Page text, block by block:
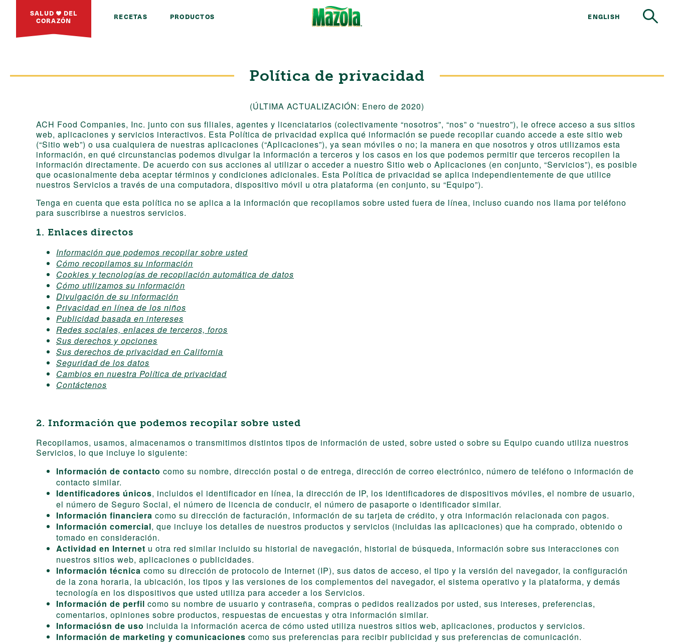
SALUD DEL
CORAZÓN RECETAS PRODUCTOS ENGLISH
Política de privacidad
(ÚLTIMA ACTUALIZACIÓN: Enero de 2020)
ACH Food Companies, Inc. junto con sus filiales, agentes y licenciatarios (colectivamente “nosotros”, “nos” o “nuestro”), le ofrece acceso a sus sitios
web, aplicaciones y servicios interactivos. Esta Política de privacidad explica qué información se puede recopilar cuando accede a este sitio web
(“Sitio web”) o usa cualquiera de nuestras aplicaciones (“Aplicaciones”), ya sean móviles o no; la manera en que nosotros y otros utilizamos esta
información, en qué circunstancias podemos divulgar la información a terceros y los casos en los que podemos permitir que terceros recopilen la
información directamente. De acuerdo con sus acciones al utilizar o acceder a nuestro Sitio web o Aplicaciones (en conjunto, “Servicios”), es posible
que ocasionalmente deba aceptar términos y condiciones adicionales. Esta Política de privacidad se aplica independientemente de que utilice
nuestros Servicios a través de una computadora, dispositivo móvil u otra plataforma (en conjunto, su “Equipo”).
Tenga en cuenta que esta política no se aplica a la información que recopilamos sobre usted fuera de línea, incluso cuando nos llama por teléfono
para suscribirse a nuestros servicios.
1. Enlaces directos
Información que podemos recopilar sobre usted
Cómo recopilamos su información
Cookies y tecnologías de recopilación automática de datos
Cómo utilizamos su información
Divulgación de su información
Privacidad en línea de los niños
Publicidad basada en intereses
Redes sociales, enlaces de terceros, foros
Sus derechos y opciones
Sus derechos de privacidad en California
Seguridad de los datos
Cambios en nuestra Política de privacidad
Contáctenos
2. Información que podemos recopilar sobre usted
Recopilamos, usamos, almacenamos o transmitimos distintos tipos de información de usted, sobre usted o sobre su Equipo cuando utiliza nuestros
Servicios, lo que incluye lo siguiente:
Información de contacto como su nombre, dirección postal o de entrega, dirección de correo electrónico, número de teléfono o información de
contacto similar.
Identificadores únicos, incluidos el identificador en línea, la dirección de IP, los identificadores de dispositivos móviles, el nombre de usuario,
el número de Seguro Social, el número de licencia de conducir, el número de pasaporte o identificador similar.
Información financiera como su dirección de facturación, información de su tarjeta de crédito, y otra información relacionada con pagos.
Información comercial, que incluye los detalles de nuestros productos y servicios (incluidas las aplicaciones) que ha comprado, obtenido o
tomado en consideración.
Actividad en Internet u otra red similar incluido su historial de navegación, historial de búsqueda, información sobre sus interacciones con
nuestros sitios web, aplicaciones o publicidades.
Información técnica como su dirección de protocolo de Internet (IP), sus datos de acceso, el tipo y la versión del navegador, la configuración
de la zona horaria, la ubicación, los tipos y las versiones de los complementos del navegador, el sistema operativo y la plataforma, y demás
tecnología en los dispositivos que usted utiliza para acceder a los Servicios.
Información de perfil como su nombre de usuario y contraseña, compras o pedidos realizados por usted, sus intereses, preferencias,
comentarios, opiniones sobre productos, respuestas de encuestas y otra información similar.
Informaciósn de uso incluida la información acerca de cómo usted utiliza nuestros sitios web, aplicaciones, productos y servicios.
Información de marketing y comunicaciones como sus preferencias para recibir publicidad y sus preferencias de comunicación.